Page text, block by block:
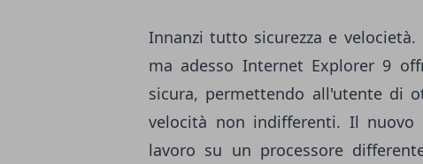
Innanzi tutto sicurezza e
ma adesso Internet Explorer 9
sicura, permettendo all'utente di
velocità non indifferenti. Il nuovo
lavoro su un processore